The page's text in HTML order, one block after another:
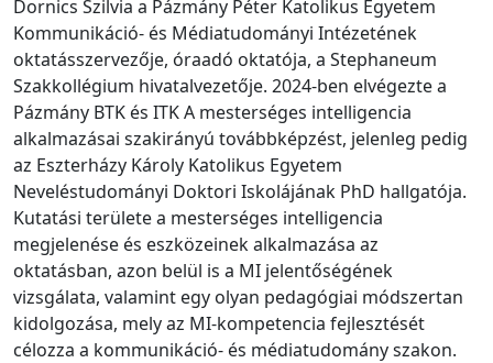
Dornics Szilvia a Pázmány Péter Katolikus Egyetem
Kommunikáció- és Médiatudományi Intézetének
oktatásszervezője, óraadó oktatója, a Stephaneum
Szakkollégium hivatalvezetője. 2024-ben elvégezte a
Pázmány BTK és ITK A mesterséges intelligencia
alkalmazásai szakirányú továbbképzést, jelenleg pedig
az Eszterházy Károly Katolikus Egyetem
Neveléstudományi Doktori Iskolájának PhD hallgatója.
Kutatási területe a mesterséges intelligencia
megjelenése és eszközeinek alkalmazása az
oktatásban, azon belül is a MI jelentőségének
vizsgálata, valamint egy olyan pedagógiai módszertan
kidolgozása, mely az MI-kompetencia fejlesztését
célozza a kommunikáció- és médiatudomány szakon.